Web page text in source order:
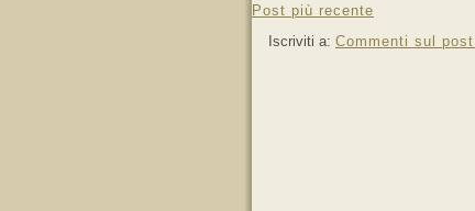
Post più recente
Iscriviti a: Commenti sul